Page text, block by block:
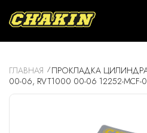
ГЛАВНАЯ
ПРОКЛАДКА ЦИЛИНДРА
00-06, RVT1000 00-06 12252-